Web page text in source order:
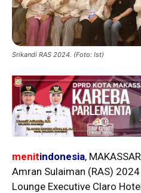
Srikandi RAS 2024. (Foto: Ist)
menitindonesia,
Amran Sulaiman (RAS)
Lounge Executive Claro